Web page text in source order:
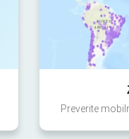
Preverite